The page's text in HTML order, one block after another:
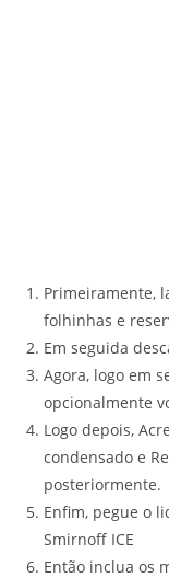
Primeiramente,
folhinhas e
Em seguida
Agora, logo em
opcionalmente
Logo depois,
condensado e
posteriormente.
Enfim, pegue o
Smirnoff ICE
Então inclua os